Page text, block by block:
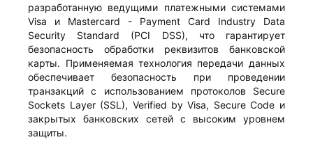
разработанную ведущими платежными системами
Visa и Mastercard - Payment Card Industry Data
Security Standard (PCI DSS), что гарантирует
безопасность обработки реквизитов банковской
карты. Применяемая технология передачи данных
обеспечивает безопасность при проведении
транзакций с использованием протоколов Secure
Sockets Layer (SSL), Verified by Visa, Secure Code и
закрытых банковских сетей с высоким уровнем
защиты.